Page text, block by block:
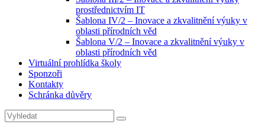
prostřednictvím IT
Šablona IV/2 – Inovace a zkvalitnění výuky v
oblasti přírodních věd
Šablona V/2 – Inovace a zkvalitnění výuky v
oblasti přírodních věd
Virtuální prohlídka školy
Sponzoři
Kontakty
Schránka důvěry
Search
for:
Search